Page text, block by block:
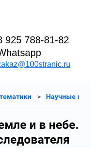
925 788-81-82
Научные
и в небе.